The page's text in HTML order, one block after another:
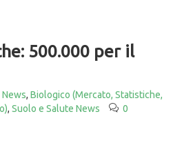
500.000 per il
News, Biologico (Mercato, Statistiche,
, Suolo e Salute News 0